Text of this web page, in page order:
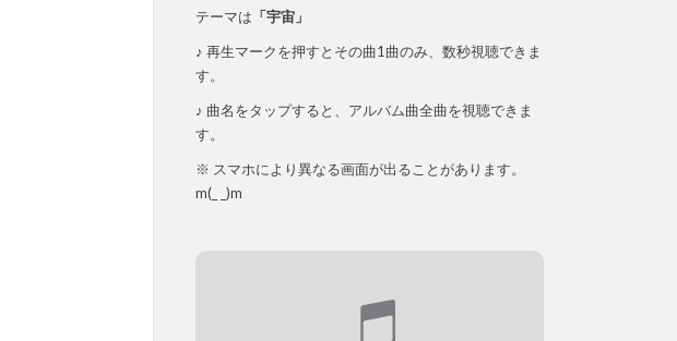
テーマは 「宇宙」
♪ 再生マークを押すとその曲1曲のみ、数秒視聴できま
す。
♪ 曲名をタップすると、アルバム曲全曲を視聴できま
す。
※ スマホにより異なる画面が出ることがあります。
m(_ _)m